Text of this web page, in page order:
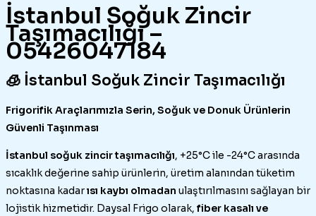
İstanbul Soğuk Zincir
Taşımacılığı –
05426047184
🧊 İstanbul Soğuk Zincir Taşımacılığı
Frigorifik Araçlarımızla Serin, Soğuk ve Donuk Ürünlerin
Güvenli Taşınması
İstanbul soğuk zincir taşımacılığı, +25°C ile -24°C arasında
sıcaklık değerine sahip ürünlerin, üretim alanından tüketim
noktasına kadarısı kaybı olmadan ulaştırılmasını sağlayan bir
lojistik hizmetidir. Daysal Frigo olarak, fiber kasalı ve